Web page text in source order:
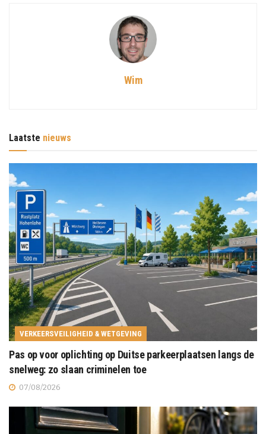
Wim
Laatste nieuws
VERKEERSVEILIGHEID & WETGEVING
Pas op voor oplichting op Duitse parkeerplaatsen langs de
snelweg: zo slaan criminelen toe
07/08/2026